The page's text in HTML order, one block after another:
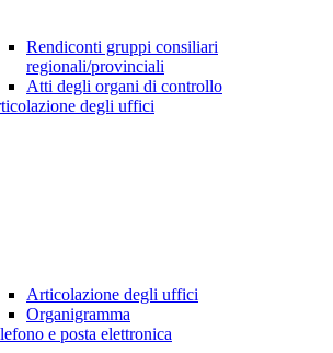
Rendiconti gruppi consiliari
regionali/provinciali
Atti degli organi di controllo
degli uffici
Articolazione degli uffici
Organigramma
e posta elettronica